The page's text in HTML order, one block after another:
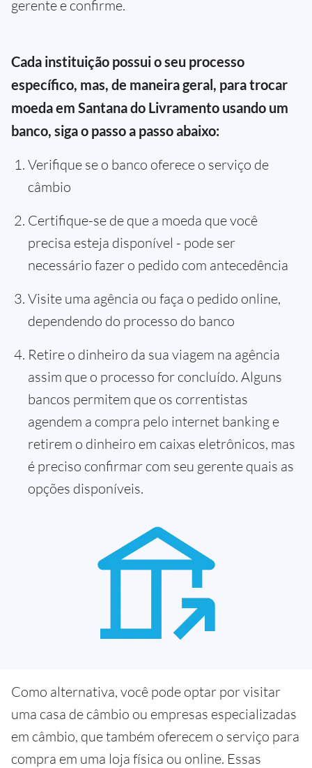
gerente e confirme.
Cada instituição possui o seu processo
específico, mas, de maneira geral, para trocar
moeda em Santana do Livramento usando um
banco, siga o passo a passo abaixo:
Verifique se o banco oferece o serviço de
câmbio
Certifique-se de que a moeda que você
precisa esteja disponível - pode ser
necessário fazer o pedido com antecedência
Visite uma agência ou faça o pedido online,
dependendo do processo do banco
Retire o dinheiro da sua viagem na agência
assim que o processo for concluído. Alguns
bancos permitem que os correntistas
agendem a compra pelo internet banking e
retirem o dinheiro em caixas eletrônicos, mas
é preciso confirmar com seu gerente quais as
opções disponíveis.
Como alternativa, você pode optar por visitar
uma casa de câmbio ou empresas especializadas
em câmbio, que também oferecem o serviço para
compra em uma loja física ou online. Essas